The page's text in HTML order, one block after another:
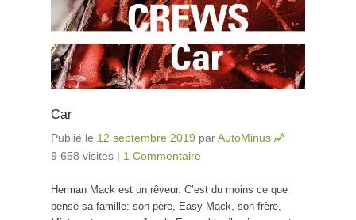
Car
Publié le 12 septembre 2019 parAutoMinus
9 658 visites | 1 Commentaire
Herman Mack est un rêveur. C’est du moins ce que
pense sa famille: son père, Easy Mack, son frère,